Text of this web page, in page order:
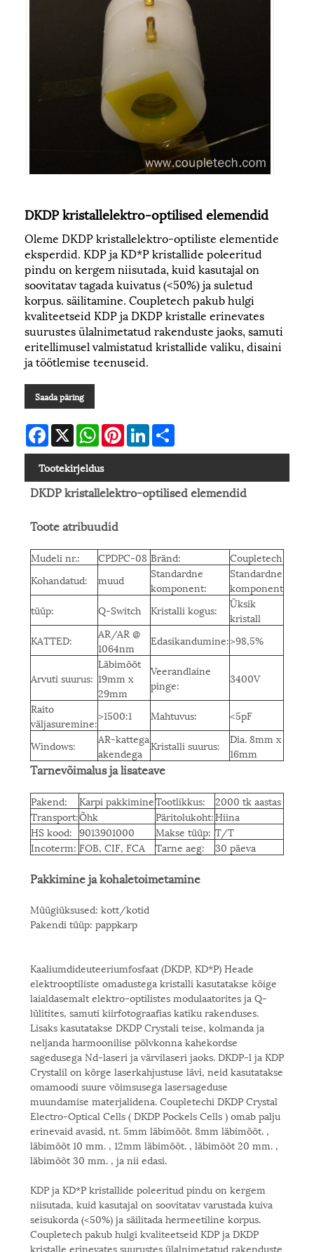
DKDP kristallelektro-optilised elemendid
Oleme DKDP kristallelektro-optiliste elementide
eksperdid. KDP ja KD*P kristallide poleeritud
pindu on kergem niisutada, kuid kasutajal on
soovitatav tagada kuivatus (<50%) ja suletud
korpus. säilitamine. Coupletech pakub hulgi
kvaliteetseid KDP ja DKDP kristalle erinevates
suurustes ülalnimetatud rakenduste jaoks, samuti
eritellimusel valmistatud kristallide valiku, disaini
ja töötlemise teenuseid.
Saada päring
Facebook
X WhatsAppPinterestLinkedIn
Tootekirjeldus
DKDP kristallelektro-optilised elemendid
Toote atribuudid
Mudeli nr.: CPDPC-08 Bränd:
Coupletech
Kohandatud:
muud
Standardne
komponent:
Standardne
komponent
tüüp:
Q-Switch Kristalli kogus:
Üksik
kristall
KATTED:
AR/AR @
1064nm
Edasikandumine:>98,5%
Arvuti suurus:
Läbimõõt
19mm x
29mm
Veerandlaine
pinge:
3400V
Raito
väljasuremine:
>1500:1 Mahtuvus: <5pF
Windows:
AR-kattega
akendega
Kristalli suurus:
Dia. 8mm x
16mm
Tarnevõimalus ja lisateave
Pakend: Karpi pakkimineTootlikkus:
2000 tk aastas
Transport:Õhk Päritolukoht:Hiina
HS kood: 9013901000 Makse tüüp: T/T
Incoterm: FOB, CIF, FCA Tarne aeg: 30 päeva
Pakkimine ja kohaletoimetamine
Müügiüksused: kott/kotid
Pakendi tüüp: pappkarp
Kaaliumdideuteeriumfosfaat (DKDP, KD*P) Heade
elektrooptiliste omadustega kristalli kasutatakse kõige
laialdasemalt elektro-optilistes modulaatorites ja Q-
lülitites, samuti kiirfotograafias katiku rakenduses.
Lisaks kasutatakse DKDP Crystali teise, kolmanda ja
neljanda harmoonilise põlvkonna kahekordse
sagedusega Nd-laseri ja värvilaseri jaoks. DKDP-l ja KDP
Crystalil on kõrge laserkahjustuse lävi, neid kasutatakse
omamoodi suure võimsusega lasersageduse
muundamise materjalidena. Coupletechi DKDP Crystal
Electro-Optical Cells ( DKDP Pockels Cells ) omab palju
erinevaid avasid, nt. 5mm läbimõõt. 8mm läbimõõt. ,
läbimõõt 10 mm. , 12mm läbimõõt. , läbimõõt 20 mm. ,
läbimõõt 30 mm. , ja nii edasi.
KDP ja KD*P kristallide poleeritud pindu on kergem
niisutada, kuid kasutajal on soovitatav varustada kuiva
seisukorda (<50%) ja säilitada hermeetiline korpus.
Coupletech pakub hulgi kvaliteetseid KDP ja DKDP
kristalle erinevates suurustes ülalnimetatud rakenduste